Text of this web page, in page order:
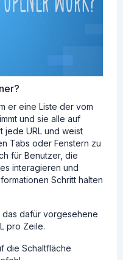
er eine Liste der vom
und sie alle auf
jede URL und weist
Tabs oder Fenstern zu
für Benutzer, die
interagieren und
Schritt halten
das dafür vorgesehene
pro Zeile.
die Schaltfläche